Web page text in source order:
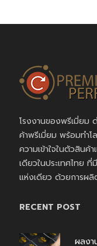
โรงงานของพรีเมี่ยม
ค้าพรีเมี่ยม พร้อมทำโ
ความเข้าใจในตัวสินค้
เดียวในประเทศไทย
แห่งเดียว ด้วยการผลิต
RECENT POST
ผลงา